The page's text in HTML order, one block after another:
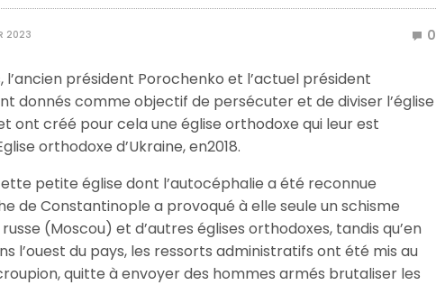
2023 0
l’ancien président Porochenko et l’actuel président
donnés comme objectif de persécuter et de diviser l’église
ont créé pour cela une église orthodoxe qui leur est
orthodoxe d’Ukraine, en2018.
petite église dont l’autocéphalie a été reconnue
de Constantinople a provoqué à elle seule un schisme
(Moscou) et d’autres églises orthodoxes, tandis qu’en
l’ouest du pays, les ressorts administratifs ont été mis au
quitte à envoyer des hommes armés brutaliser les